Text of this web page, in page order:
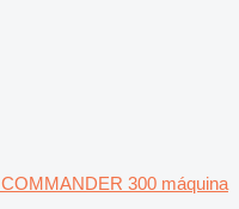
300 máquina